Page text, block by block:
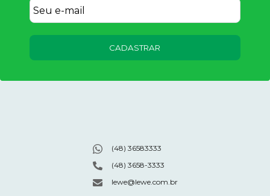
CADASTRAR
(48) 36583333
(48) 3658-3333
lewe@lewe.com.br